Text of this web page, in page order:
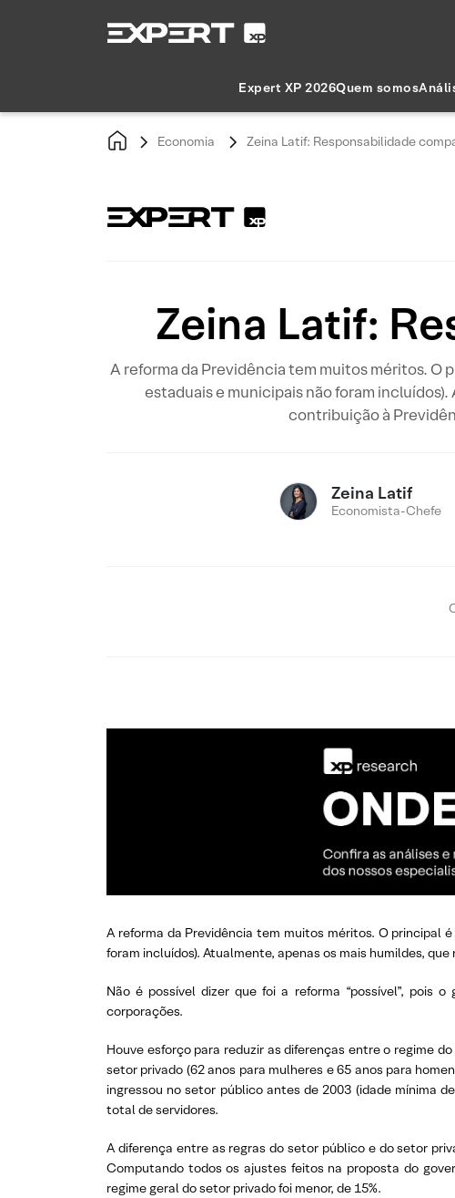
Expert XP 2026Quem somos
Economia Zeina Latif: Responsabilidade
Zeina Latif:
A reforma da Previdência tem muitos méritos. O
estaduais e municipais não foram
contribuição à
Zeina Latif
Economista-Chefe
A reforma da Previdência tem muitos méritos. O principal
foram incluídos). Atualmente, apenas os mais humildes,
Não é possível dizer que foi a reforma “possível”, pois
corporações.
Houve esforço para reduzir as diferenças entre o regime
setor privado (62 anos para mulheres e 65 anos para
ingressou no setor público antes de 2003 (idade mínima
total de servidores.
A diferença entre as regras do setor público e do setor
Computando todos os ajustes feitos na proposta do
regime geral do setor privado foi menor, de 15%.